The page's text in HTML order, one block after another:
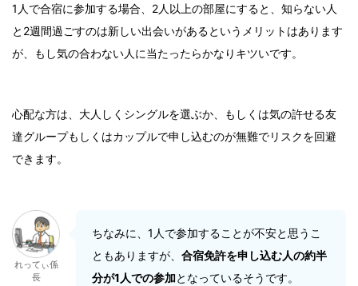
1人で合宿に参加する場合、2人以上の部屋にすると、知らない人
と2週間過ごすのは新しい出会いがあるというメリットはあります
が、もし気の合わない人に当たったらかなりキツいです。
心配な方は、大人しくシングルを選ぶか、もしくは気の許せる友
達グループもしくはカップルで申し込むのが無難でリスクを回避
できます。
れってぃ係
長
ちなみに、1人で参加することが不安と思うこ
ともありますが、 合宿免許を申し込む人の約半
分が1人での参加となっているそうです。